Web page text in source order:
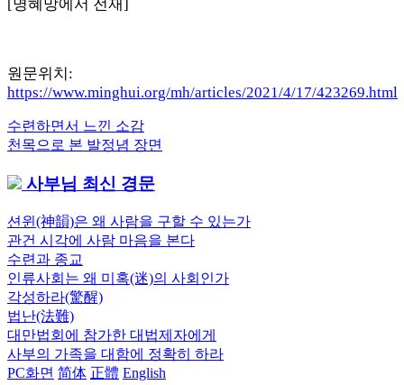
[명혜망에서 전재]
원문위치:
https://www.minghui.org/mh/articles/2021/4/17/423269.html
글
비
게
이
션
Previous
Post:
수련하면서 느낀 소감
Next
천목으로 본 발정념 장면
사부님 최신 경문
션윈(神韻)은 왜 사람을 구할 수 있는가
관건 시각에 사람 마음을 본다
수련과 종교
인류사회는 왜 미혹(迷)의 사회인가
각성하라(驚醒)
법난(法難)
대만법회에 참가한 대법제자에게
사부의 가족을 대함에 정확히 하라
PC화면 简体 正體 English